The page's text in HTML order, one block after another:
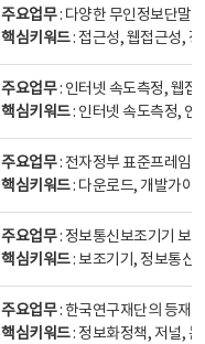
주요업무: 다양한 무인정보단말
핵심키워드: 접근성, 웹접근성,
주요업무: 인터넷 속도측정, 웹접
핵심키워드: 인터넷 속도측정, 인
주요업무: 전자정부 표준프레임
핵심키워드: 다운로드, 개발가이
주요업무: 정보통신보조기기 보
핵심키워드: 보조기기, 정보통신
주요업무: 한국연구재단의 등재
핵심키워드: 정보화정책, 저널,